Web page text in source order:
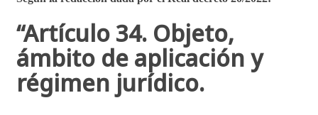
“Artículo 34. Objeto,
ámbito de aplicación y
régimen jurídico.